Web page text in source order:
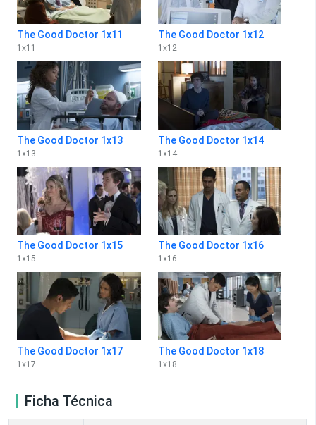
The Good Doctor 1x11
1 x11
The Good Doctor 1x12
1 x12
The Good Doctor 1x13
1 x13
The Good Doctor 1x14
1 x14
The Good Doctor 1x15
1 x15
The Good Doctor 1x16
1 x16
The Good Doctor 1x17
1 x17
The Good Doctor 1x18
1 x18
Ficha Técnica